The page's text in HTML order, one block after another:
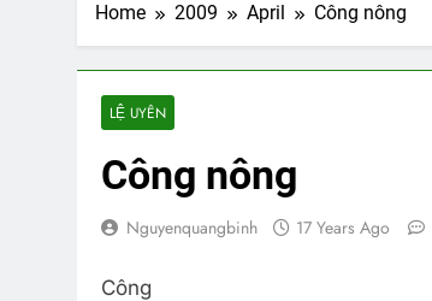
Home 2009 April Công nông
LỆ UYÊN
Công nông
Nguyenquangbinh 17 Years Ago
Công